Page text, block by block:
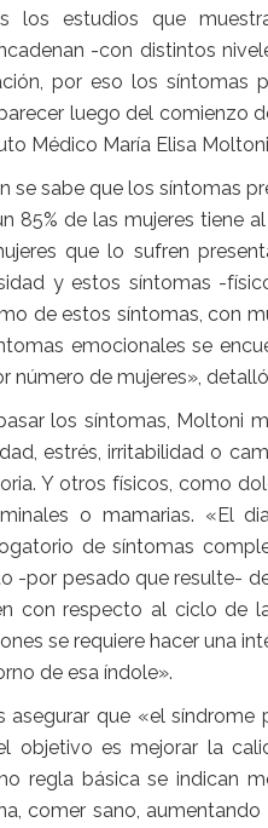
los estudios que
-con distintos
por eso los síntomas
luego del comienzo
Médico María Elisa Moltoni
se sabe que los síntomas
85% de las mujeres tiene
que lo sufren
y estos síntomas -
de estos síntomas, con
emocionales se
número de mujeres»,
los síntomas, Moltoni
estrés, irritabilidad o
Y otros físicos, como
o mamarias. «El
de síntomas
-por pesado que resulte-
con respecto al ciclo de
se requiere hacer una
de esa índole».
asegurar que «el síndrome
objetivo es mejorar la
regla básica se indican
comer sano,